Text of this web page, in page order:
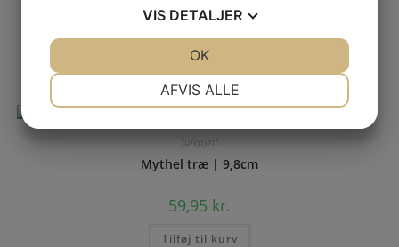
669,95kr.
Tilføj til kurv
Julepynt
Mythel træ | 9,8cm
59,95 kr.
Tilføj til kurv
VIS DETALJER
AFVIS ALLE
OK